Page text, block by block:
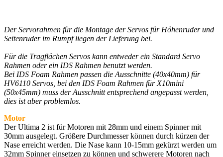
Der Servorahmen für die Montage der Servos für Höhenruder und
Seitenruder im Rumpf liegen der Lieferung bei.
Für die Tragflächen Servos kann entweder ein Standard Servo
Rahmen oder ein IDS Rahmen benutzt werden.
Bei IDS Foam Rahmen passen die Ausschnitte (40x40mm) für
HV6110 Servos, bei den IDS Foam Rahmen für X10mini
(50x45mm) muss der Ausschnitt entsprechend angepasst werden,
dies ist aber problemlos.
Motor
Der Ultima 2 ist für Motoren mit 28mm und einem Spinner mit
30mm ausgelegt. Größere Durchmesser können durch kürzen der
Nase erreicht werden. Die Nase kann 10-15mm gekürzt werden um
32mm Spinner einsetzen zu können und schwerere Motoren nach